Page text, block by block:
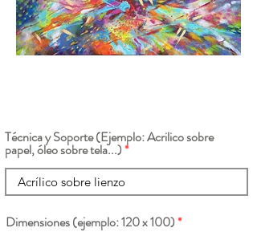
Técnica y Soporte (Ejemplo: Acrilico sobre
papel, óleo sobre tela...)
Dimensiones (ejemplo: 120 x 100)